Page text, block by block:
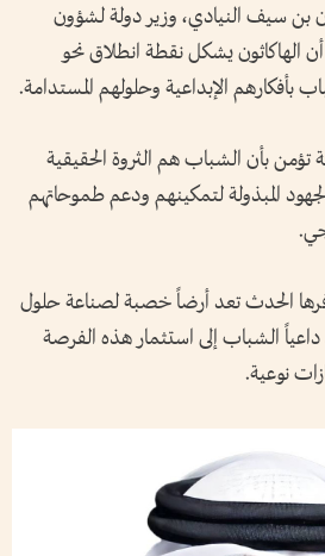
بن سيف النيادي، وزير دولة لشؤون
الهاكاثون يشكل نقطة انطلاق نحو
الإبداعية وحلولهم المستدامة.
تؤمن بأن الشباب هم الثروة الحقيقية
المبذولة لتمكينهم ودعم طموحاتهم
يوفرها الحدث تعد أرضاً خصبة لصناعة حلول
الشباب إلى استثمار هذه الفرصة
نوعية.